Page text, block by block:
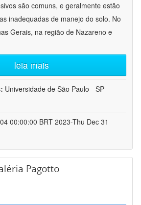
são comuns, e geralmente estão
inadequadas de manejo do solo. No
Gerais, na região de Nazareno e
leia mais
Universidade de São Paulo - SP -
00:00:00 BRT 2023-Thu Dec 31
Pagotto